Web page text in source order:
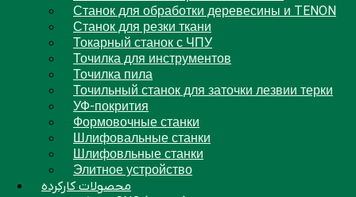
Станок для обработки деревесины и TENON
Станок для резки ткани
Токарный станок с ЧПУ
Точилка для инструментов
Точилка пила
Точильный станок для заточки лезвии терки
УФ-покрития
Формовочные станки
Шлифовальные станки
Шлифовльные станки
Элитное устройство
محصولات کارکرده